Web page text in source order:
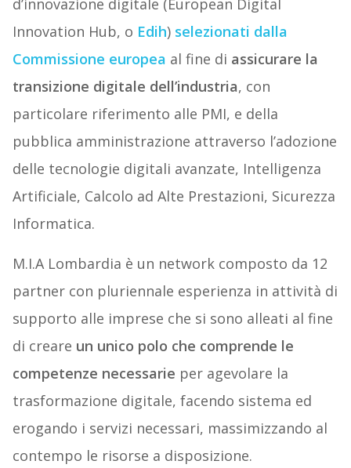
d’innovazione digitale (European Digital
Innovation Hub, o Edih) selezionati dalla
Commissione europea al fine di assicurare la
transizione digitale dell’industria, con
particolare riferimento alle PMI, e della
pubblica amministrazione attraverso l’adozione
delle tecnologie digitali avanzate, Intelligenza
Artificiale, Calcolo ad Alte Prestazioni, Sicurezza
Informatica.
M.I.A Lombardia è un network composto da 12
partner con pluriennale esperienza in attività di
supporto alle imprese che si sono alleati al fine
di creare un unico polo che comprende le
competenze necessarie per agevolare la
trasformazione digitale, facendo sistema ed
erogando i servizi necessari, massimizzando al
contempo le risorse a disposizione.